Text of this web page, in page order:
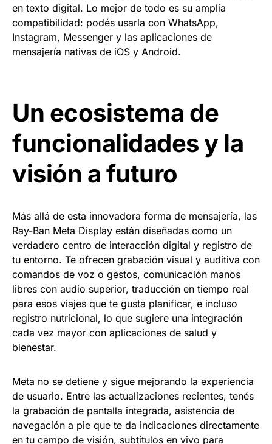
en texto digital. Lo mejor de todo es su amplia
compatibilidad: podés usarla con WhatsApp,
Instagram, Messenger y las aplicaciones de
mensajería nativas de iOS y Android.
Un ecosistema de
funcionalidades y la
visión a futuro
Más allá de esta innovadora forma de mensajería, las
Ray-Ban Meta Display están diseñadas como un
verdadero centro de interacción digital y registro de
tu entorno. Te ofrecen grabación visual y auditiva con
comandos de voz o gestos, comunicación manos
libres con audio superior, traducción en tiempo real
para esos viajes que te gusta planificar, e incluso
registro nutricional, lo que sugiere una integración
cada vez mayor con aplicaciones de salud y
bienestar.
Meta no se detiene y sigue mejorando la experiencia
de usuario. Entre las actualizaciones recientes, tenés
la grabación de pantalla integrada, asistencia de
navegación a pie que te da indicaciones directamente
en tu campo de visión, subtítulos en vivo para